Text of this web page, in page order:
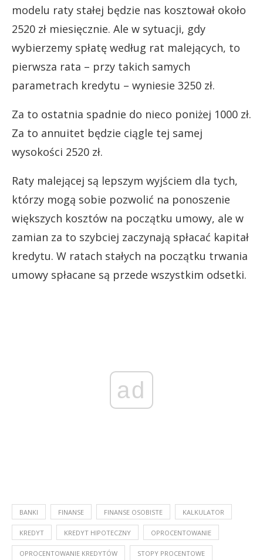
modelu raty stałej będzie nas kosztował około
2520 zł miesięcznie. Ale w sytuacji, gdy
wybierzemy spłatę według rat malejących, to
pierwsza rata – przy takich samych
parametrach kredytu – wyniesie 3250 zł.
Za to ostatnia spadnie do nieco poniżej 1000 zł.
Za to annuitet będzie ciągle tej samej
wysokości 2520 zł.
Raty malejącej są lepszym wyjściem dla tych,
którzy mogą sobie pozwolić na ponoszenie
większych kosztów na początku umowy, ale w
zamian za to szybciej zaczynają spłacać kapitał
kredytu. W ratach stałych na początku trwania
umowy spłacane są przede wszystkim odsetki.
ad
BANKI FINANSE FINANSE OSOBISTE KALKULATOR
KREDYT KREDYT HIPOTECZNY OPROCENTOWANIE
OPROCENTOWANIE KREDYTÓW STOPY PROCENTOWE